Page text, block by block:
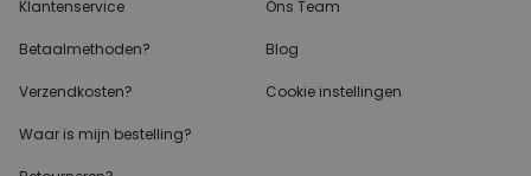
Klantenservice
Betaalmethoden?
Verzendkosten?
Waar is mijn bestelling?
Ons Team
Blog
Cookie instellingen